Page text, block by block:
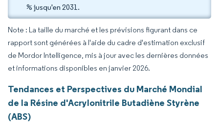
% jusqu'en 2031.
Note : La taille du marché et les prévisions figurant dans ce
rapport sont générées à l'aide du cadre d'estimation exclusif
de Mordor Intelligence, mis à jour avec les dernières données
et informations disponibles en janvier 2026.
Tendances et Perspectives du Marché Mondial
de la Résine d'Acrylonitrile Butadiène Styrène
(ABS)